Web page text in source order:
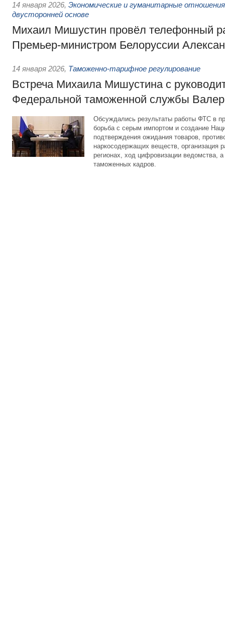
14 января 2026, Экономические и гуманитарные
двусторонней основе
Михаил Мишустин провёл телефонный
Премьер-министром Белоруссии
14 января 2026, Таможенно-тарифное регулирование
Встреча Михаила Мишустина с
Федеральной таможенной службы
Обсуждались результаты работы ФТС в
борьба с серым импортом и создание
подтверждения ожидания товаров,
наркосодержащих веществ, организация
регионах, ход цифровизации ведомства,
таможенных кадров.